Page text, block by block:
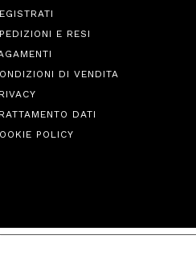
E RESI
DI VENDITA
DATI
POLICY